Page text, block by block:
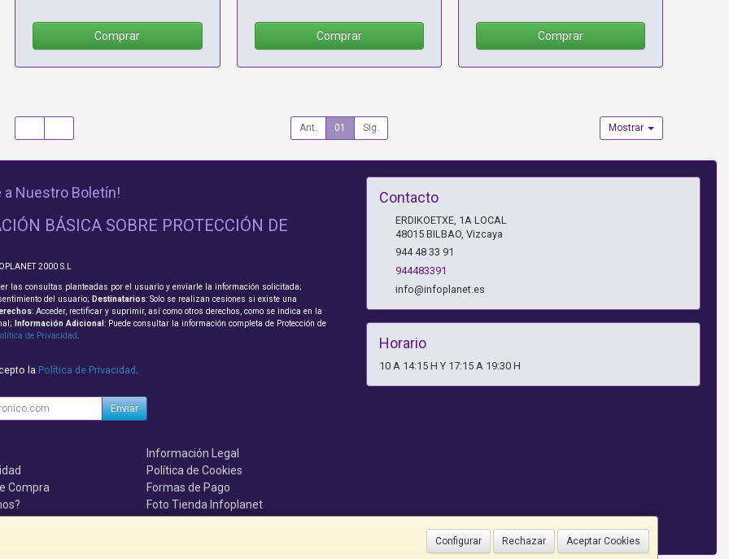
Comprar Comprar Comprar
Ant. 01 Sig. Mostrar
Configurar Rechazar Aceptar Cookies
a Nuestro Boletín!
BÁSICA SOBRE PROTECCIÓN DE
2000 S.L
las consultas planteadas por el usuario y enviarle la información solicitada;
del usuario; Destinatarios: Solo se realizan cesiones si existe una
: Acceder, rectificar y suprimir, así como otros derechos, como se indica en la
Información Adicional : Puede consultar la información completa de Protección de
de Privacidad.
la Política de Privacidad .
Enviar
Información Legal
Política de Cookies
Compra
Formas de Pago
Foto Tienda Infoplanet
Contacto
ERDIKOETXE, 1A LOCAL
48015 BILBAO, Vizcaya
944 48 33 91
944483391
info@infoplanet.es
Horario
10 A 14:15 H Y 17:15 A 19:30 H